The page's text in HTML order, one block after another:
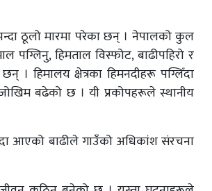
ठूलो मारमा परेका छन् । नेपालको कुल
पग्लिनु, हिमताल विस्फोट, बाढीपहिरो र
। हिमालय क्षेत्रका हिमनदीहरू पग्लिँदा
बढेको छ । यी प्रकोपहरूले स्थानीय
आएको बाढीले गाउँको अधिकांश संरचना